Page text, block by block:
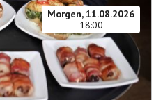
Morgen, 11.08.2026
18:00